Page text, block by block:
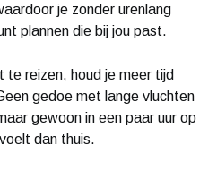
je zonder urenlang
plannen die bij jou past.
reizen, houd je meer tijd
gedoe met lange vluchten
gewoon in een paar uur op
dan thuis.